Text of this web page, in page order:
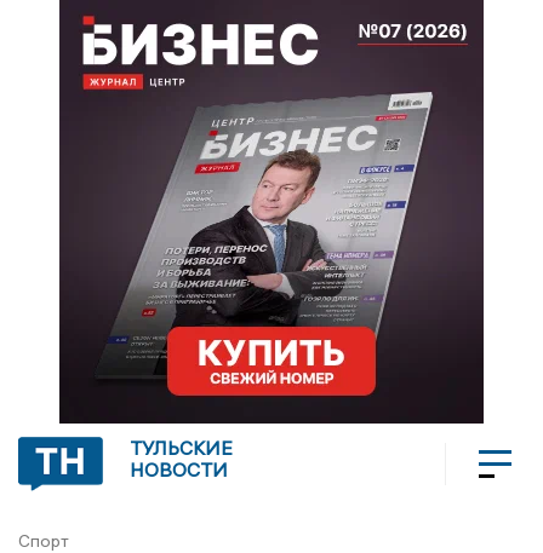
ТУЛЬСКИЕ
НОВОСТИ
Спорт